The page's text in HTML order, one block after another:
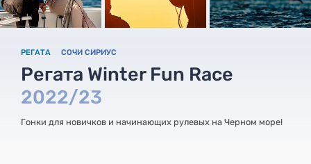
РЕГАТА СОЧИ СИРИУС
Регата Winter Fun Race
2022/23
Гонки для новичков и начинающих рулевых на Черном море!